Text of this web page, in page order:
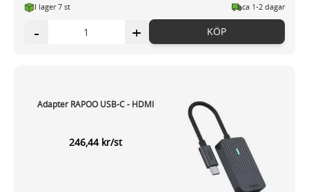
I lager 7 st ca 1-2 dagar
- + KÖP
Adapter RAPOO USB-C - HDMI
246,44 kr/st